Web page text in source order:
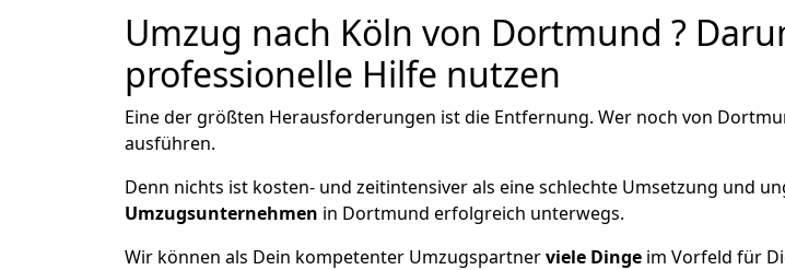
Umzug nach Köln von Dortmund ?
professionelle Hilfe nutzen
Eine der größten Herausforderungen ist die Entfernung. Wer noch von
ausführen.
Denn nichts ist kosten- und zeitintensiver als eine schlechte Umsetzung und
Umzugsunternehmen in Dortmund erfolgreich unterwegs.
Wir können als Dein kompetenter Umzugspartnerviele Dinge im Vorfeld für